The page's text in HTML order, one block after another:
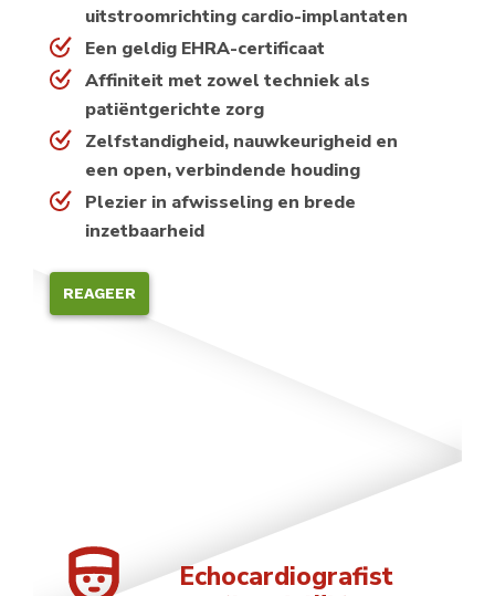
uitstroomrichting cardio-implantaten
Een geldig EHRA-certificaat
Affiniteit met zowel techniek als
patiëntgerichte zorg
Zelfstandigheid, nauwkeurigheid en
een open, verbindende houding
Plezier in afwisseling en brede
inzetbaarheid
REAGEER
Echocardiografist